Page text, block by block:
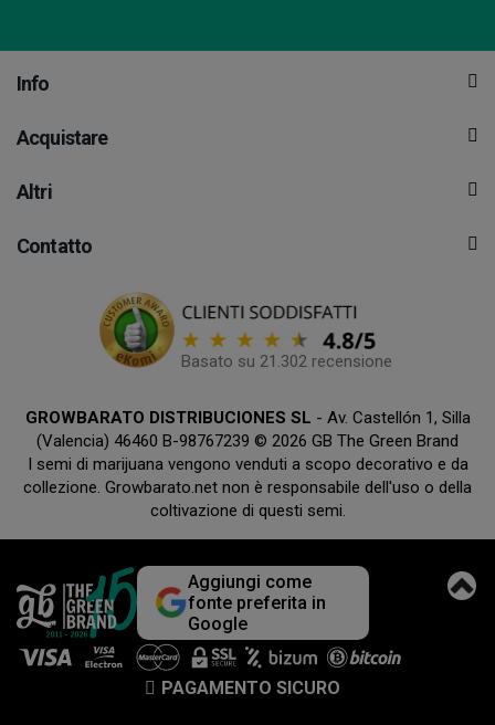
Info
Acquistare
Altri
Contatto
Basato su 21.302 recensione
GROWBARATO DISTRIBUCIONES SL - Av. Castellón 1, Silla
(Valencia) 46460 B-98767239 © 2026 GB The Green Brand
I semi di marijuana vengono venduti a scopo decorativo e da
collezione. Growbarato.net non è responsabile dell'uso o della
coltivazione di questi semi.
Aggiungi come
fonte preferita in
Google
PAGAMENTO SICURO